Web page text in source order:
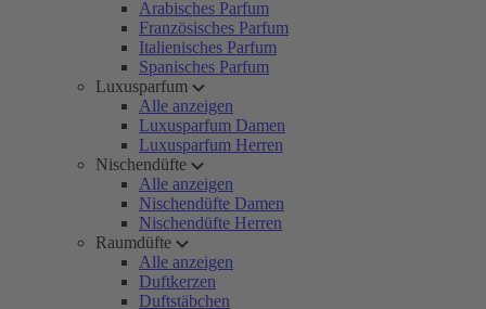
Arabisches Parfum
Französisches Parfum
Italienisches Parfum
Spanisches Parfum
Luxusparfum
Alle anzeigen
Luxusparfum Damen
Luxusparfum Herren
Nischendüfte
Alle anzeigen
Nischendüfte Damen
Nischendüfte Herren
Raumdüfte
Alle anzeigen
Duftkerzen
Duftstäbchen